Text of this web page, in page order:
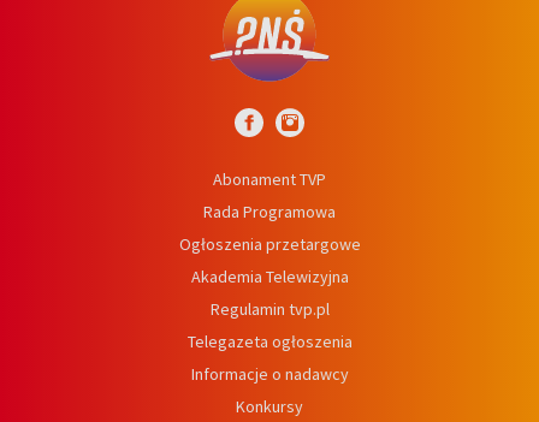
Abonament TVP
Rada Programowa
Ogłoszenia przetargowe
Akademia Telewizyjna
Regulamin tvp.pl
Telegazeta ogłoszenia
Informacje o nadawcy
Konkursy